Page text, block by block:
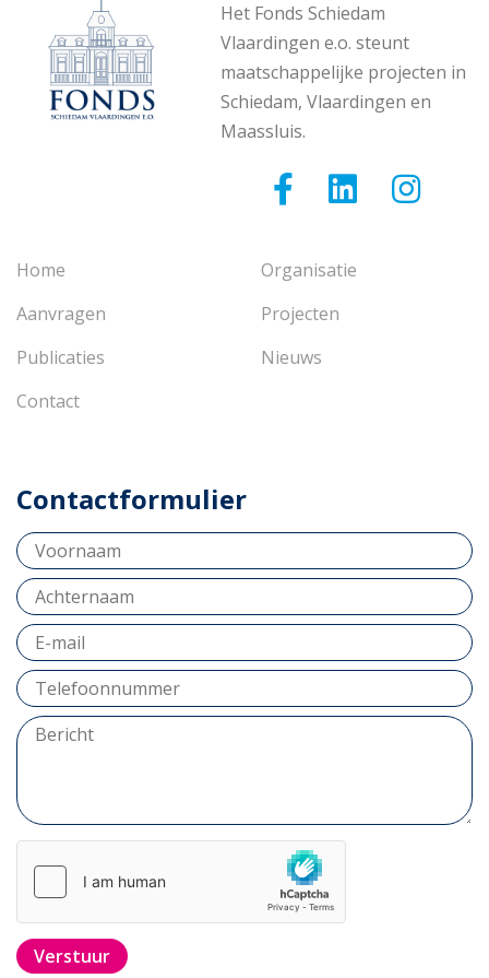
Het Fonds Schiedam
Vlaardingen e.o. steunt
maatschappelijke projecten in
Schiedam, Vlaardingen en
Maassluis.
Home
Organisatie
Aanvragen
Projecten
Publicaties
Nieuws
Contact
Contactformulier